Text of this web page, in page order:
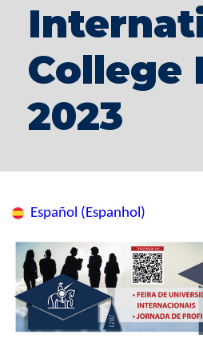
College
2023
Español (Espanhol)